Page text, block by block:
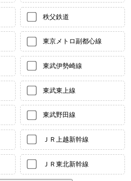
秩父鉄道
東京メトロ副都心線
東武伊勢崎線
東武東上線
東武野田線
ＪＲ上越新幹線
ＪＲ東北新幹線